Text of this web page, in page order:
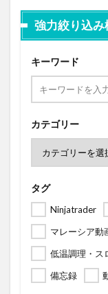
強力絞り込み
キーワード
カテゴリー
タグ
Ninjatrader
マレーシア動
低温調理・ス
備忘録